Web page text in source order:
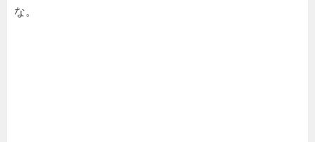
な。